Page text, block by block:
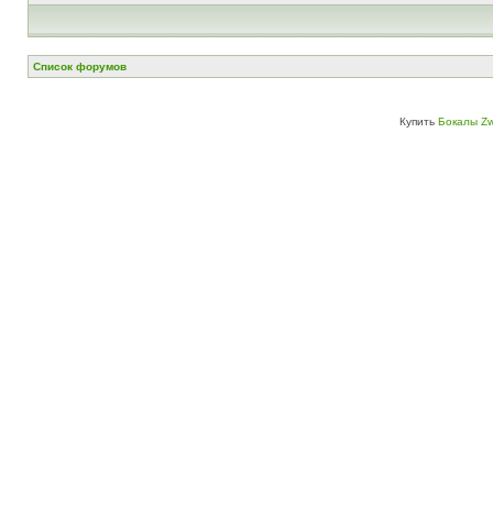
Список форумов
Купить Бокалы